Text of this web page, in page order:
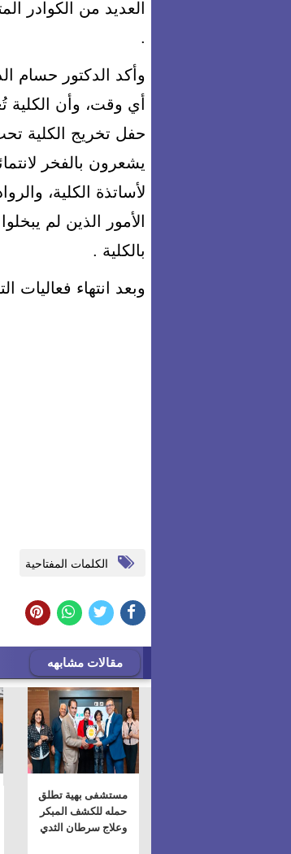
العديد من الكوادر
.
وأكد الدكتور حسام
أي وقت، وأن الكلية
حفل تخريج الكلية
يشعرون بالفخر
لأساتذة الكلية،
الأمور الذين لم
بالكلية .
وبعد انتهاء فعاليات
الكلمات المفتاحية
مقالات مشابهه
مستشفى بهية تطلق
حمله للكشف المبكر
وعلاج سرطان الثدي